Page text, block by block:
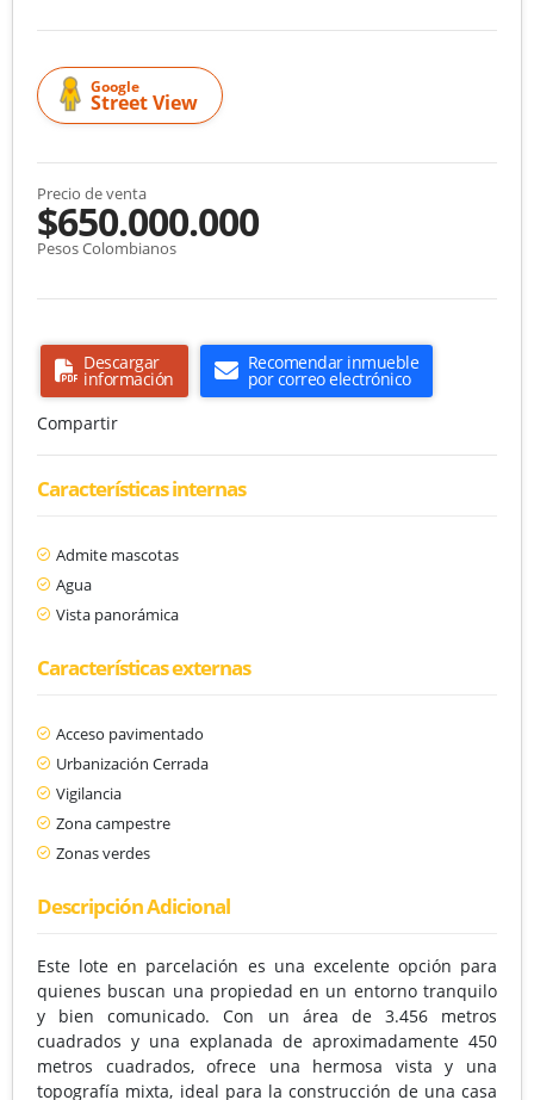
Google
Street View
Precio de venta
$650.000.000
Pesos Colombianos
Descargar
información
Recomendar inmueble
por correo electrónico
Compartir
Características internas
Admite mascotas
Agua
Vista panorámica
Características externas
Acceso pavimentado
Urbanización Cerrada
Vigilancia
Zona campestre
Zonas verdes
Descripción Adicional
Este lote en parcelación es una excelente opción para
quienes buscan una propiedad en un entorno tranquilo
y bien comunicado. Con un área de 3.456 metros
cuadrados y una explanada de aproximadamente 450
metros cuadrados, ofrece una hermosa vista y una
topografía mixta, ideal para la construcción de una casa